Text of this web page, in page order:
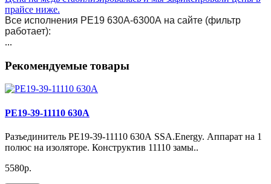
прайсе ниже.
Все исполнения РЕ19 630А-6300А на сайте (фильтр
работает):
...
Рекомендуемые товары
РЕ19-39-11110 630А
Разъединитель РЕ19-39-11110 630А SSA.Energy. Аппарат на 1
полюс на изоляторе. Конструктив 11110 замы..
5580р.